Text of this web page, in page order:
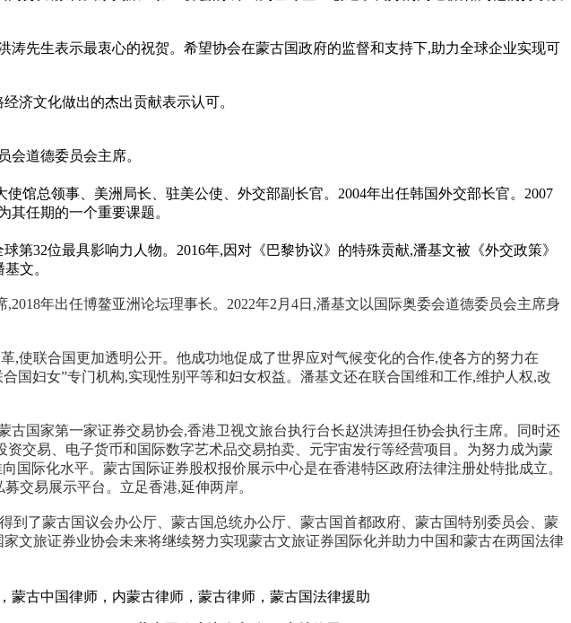
先生表示最衷心的祝贺。希望协会在蒙古国政府的监督和支持下,助力全球企业实现可
济文化做出的杰出贡献表示认可。
会道德委员会主席。
馆总领事、美洲局长、驻美公使、外交部副长官。2004年出任韩国外交部长官。2007
任期的一个重要课题。
第32位最具影响力人物。2016年,因对《巴黎协议》的特殊贡献,潘基文被《外交政策》
文。
年出任博鳌亚洲论坛理事长。2022年2月4日,潘基文以国际奥委会道德委员会主席身
使联合国更加透明公开。他成功地促成了世界应对气候变化的合作,使各方的努力在
国妇女”专门机构,实现性别平等和妇女权益。潘基文还在联合国维和工作,维护人权,改
国家第一家证券交易协会,香港卫视文旅台执行台长赵洪涛担任协会执行主席。同时还
交易、电子货币和国际数字艺术品交易拍卖、元宇宙发行等经营项目。为努力成为蒙
际化水平。蒙古国际证券股权报价展示中心是在香港特区政府法律注册处特批成立。
交易展示平台。立足香港,延伸两岸。
了蒙古国议会办公厅、蒙古国总统办公厅、蒙古国首都政府、蒙古国特别委员会、蒙
文旅证券业协会未来将继续努力实现蒙古文旅证券国际化并助力中国和蒙古在两国法律